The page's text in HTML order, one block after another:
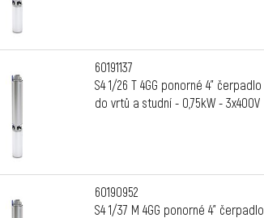
60191137
S4 1/26 T 4GG ponorné 4" čerpadlo
do vrtů a studní - 0,75kW - 3x400V
60190952
S4 1/37 M 4GG ponorné 4" čerpadlo